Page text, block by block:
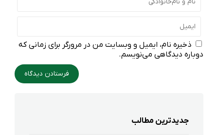
ذخیره نام، ایمیل و وبسایت من در مرورگر برای زمانی که
دوباره دیدگاهی می‌نویسم.
جدیدترین مطالب